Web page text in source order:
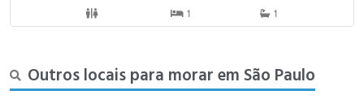
1 1
Outros locais para morar em São Paulo